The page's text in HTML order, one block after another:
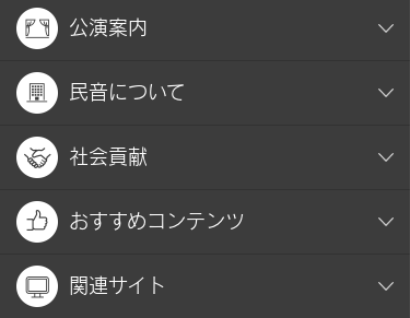
公演案内
民音について
社会貢献
おすすめコンテンツ
関連サイト